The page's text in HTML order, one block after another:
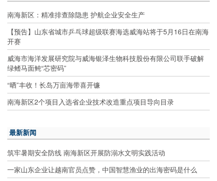
南海新区：精准排查除隐患 护航企业安全生产
【预告】山东省城市乒乓球超级联赛海选威海站将于5月16日在南海
开赛
威海市海洋发展研究院与威海银泽生物科技股份有限公司联手破解
绿鳍马面鲀“芯密码”
“晒”丰收！长岛万亩海带喜开镰
南海新区2个项目入选省企业技术改造重点项目导向目录
最新新闻
筑牢暑期安全防线 南海新区开展防溺水文明实践活动
一家山东企业让越南官员点赞，中国智慧渔业的出海密码是什么